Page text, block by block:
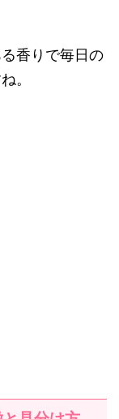
香りで毎日の
。